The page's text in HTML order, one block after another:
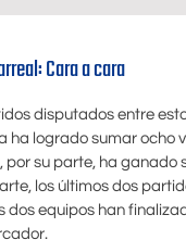
Cara a cara
disputados entre
ha logrado sumar ocho
por su parte, ha ganado
los últimos dos
dos equipos han